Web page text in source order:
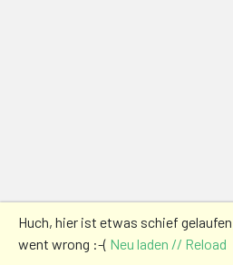
Huch, hier ist etwas schief
went wrong :-( Neu laden // Reload